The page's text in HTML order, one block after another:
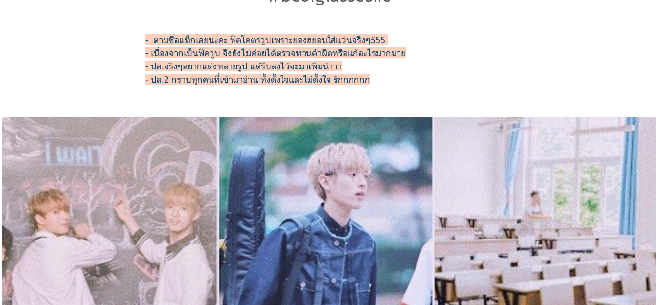
- ตามชื่อแท็กเลยนะคะ ฟิคโคตรวูบเพราะยองฮยอนใส่แว่นจริงๆ555
- เนื่องจากเป็นฟิควูบ จึงยังไม่ค่อยได้ตรวจทานคำผิดหรือแก้อะไรมากมาย
- ปล.จริงๆอยากแต่งหลายรูป แต่รีบลงไว้จะมาเพิ่มน้าาา
- ปล.2 กราบทุกคนที่เข้ามาอ่าน ทั้งตั้งใจและไม่ตั้งใจ รักกกกกก